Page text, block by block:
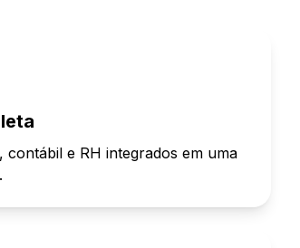
contábil e RH integrados em uma